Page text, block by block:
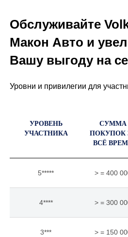
Обслуживайте
Макон Авто и
Вашу выгоду на
Уровни и привилегии для
УРОВЕНЬ
УЧАСТНИКА
СУММА
ПОКУПОК
ВСЁ
5***** > = 400
4**** > = 300
3*** > = 150